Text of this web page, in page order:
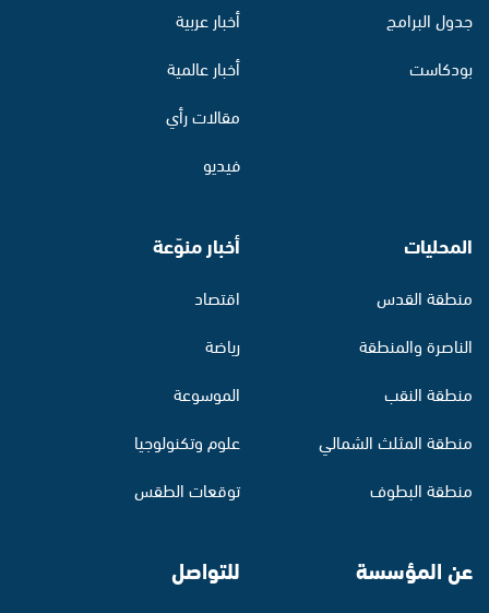
جدول البرامج
بودكاست
أخبار عربية
أخبار عالمية
مقالات رأي
فيديو
المحليات
منطقة القدس
الناصرة والمنطقة
منطقة النقب
منطقة المثلث الشمالي
منطقة البطوف
أخبار منوّعة
اقتصاد
رياضة
الموسوعة
علوم وتكنولوجيا
توقعات الطقس
عن المؤسسة للتواصل